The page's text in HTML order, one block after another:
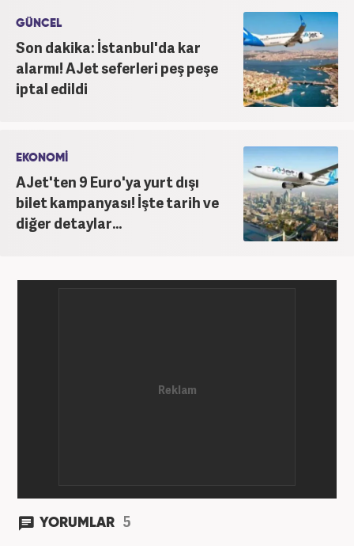
GÜNCEL
Son dakika: İstanbul'da kar
alarmı! AJet seferleri peş peşe
iptal edildi
EKONOMİ
AJet'ten 9 Euro'ya yurt dışı
bilet kampanyası! İşte tarih ve
diğer detaylar...
YORUMLAR 5